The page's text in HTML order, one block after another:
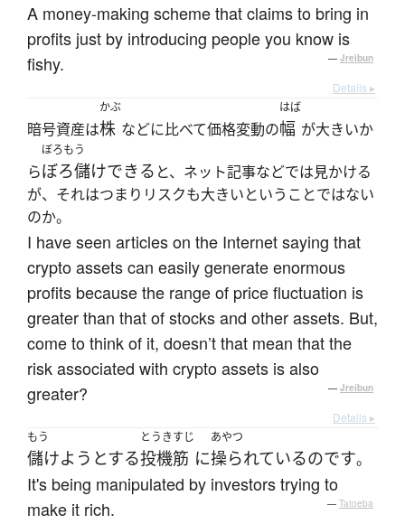
A money-making scheme that claims to bring in
profits just by introducing people you know is
fishy.
— Jreibun
Details ▸
暗号資産は
かぶ
株 などに比べて価格変動の
はば
幅 が大きいか
ら
ぼろもう
ぼろ儲けできる と、ネット記事などでは見かける
が、それはつまりリスクも大きいということではない
のか。
I have seen articles on the Internet saying that
crypto assets can easily generate enormous
profits because the range of price fluctuation is
greater than that of stocks and other assets. But,
come to think of it, doesn’t that mean that the
risk associated with crypto assets is also
greater?
— Jreibun
Details ▸
もう
儲けよう とする
とうきすじ
投機筋 に
あやつ
操られているのです。
It's being manipulated by investors trying to
make it rich.
— Tatoeba